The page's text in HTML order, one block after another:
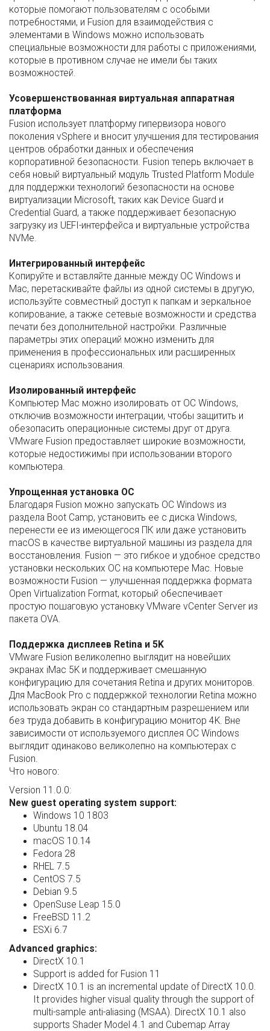
которые помогают пользователям с особыми
потребностями, и Fusion для взаимодействия с
элементами в Windows можно использовать
специальные возможности для работы с приложениями,
которые в противном случае не имели бы таких
возможностей.
Усовершенствованная виртуальная аппаратная
платформа
Fusion использует платформу гипервизора нового
поколения vSphere и вносит улучшения для тестирования
центров обработки данных и обеспечения
корпоративной безопасности. Fusion теперь включает в
себя новый виртуальный модуль Trusted Platform Module
для поддержки технологий безопасности на основе
виртуализации Microsoft, таких как Device Guard и
Credential Guard, а также поддерживает безопасную
загрузку из UEFI-интерфейса и виртуальные устройства
NVMe.
Интегрированный интерфейс
Копируйте и вставляйте данные между ОС Windows и
Mac, перетаскивайте файлы из одной системы в другую,
используйте совместный доступ к папкам и зеркальное
копирование, а также сетевые возможности и средства
печати без дополнительной настройки. Различные
параметры этих операций можно изменить для
применения в профессиональных или расширенных
сценариях использования.
Изолированный интерфейс
Компьютер Mac можно изолировать от ОС Windows,
отключив возможности интеграции, чтобы защитить и
обезопасить операционные системы друг от друга.
VMware Fusion предоставляет широкие возможности,
которые недостижимы при использовании второго
компьютера.
Упрощенная установка ОС
Благодаря Fusion можно запускать ОС Windows из
раздела Boot Camp, установить ее с диска Windows,
перенести ее из имеющегося ПК или даже установить
macOS в качестве виртуальной машины из раздела для
восстановления. Fusion — это гибкое и удобное средство
установки нескольких ОС на компьютере Mac. Новые
возможности Fusion — улучшенная поддержка формата
Open Virtualization Format, который обеспечивает
простую пошаговую установку VMware vCenter Server из
пакета OVA.
Поддержка дисплеев Retina и 5K
VMware Fusion великолепно выглядит на новейших
экранах iMac 5K и поддерживает смешанную
конфигурацию для сочетания Retina и других мониторов.
Для MacBook Pro с поддержкой технологии Retina можно
использовать экран со стандартным разрешением или
без труда добавить в конфигурацию монитор 4K. Вне
зависимости от используемого дисплея ОС Windows
выглядит одинаково великолепно на компьютерах с
Fusion.
Что нового:
Version 11.0.0:
New guest operating system support:
Windows 10 1803
Ubuntu 18.04
macOS 10.14
Fedora 28
RHEL 7.5
CentOS 7.5
Debian 9.5
OpenSuse Leap 15.0
FreeBSD 11.2
ESXi 6.7
Advanced graphics:
DirectX 10.1
Support is added for Fusion 11
DirectX 10.1 is an incremental update of DirectX 10.0.
It provides higher visual quality through the support of
multi-sample anti-aliasing (MSAA). DirectX 10.1 also
supports Shader Model 4.1 and Cubemap Array